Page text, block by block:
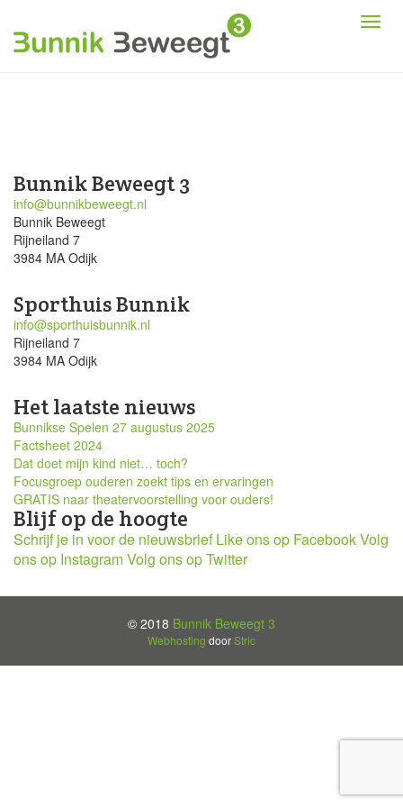
Bunnik Beweegt 3
info@bunnikbeweegt.nl
Bunnik Beweegt
Rijneiland 7
3984 MA Odijk
Sporthuis Bunnik
info@sporthuisbunnik.nl
Rijneiland 7
3984 MA Odijk
Het laatste nieuws
Bunnikse Spelen 27 augustus 2025
Factsheet 2024
Dat doet mijn kind niet… toch?
Focusgroep ouderen zoekt tips en ervaringen
GRATIS naar theatervoorstelling voor ouders!
Blijf op de hoogte
Schrijf je in voor de nieuwsbrief Like ons op FacebookVolg
ons op InstagramVolg ons op Twitter
© 2018 Bunnik Beweegt 3
Webhosting doorStric